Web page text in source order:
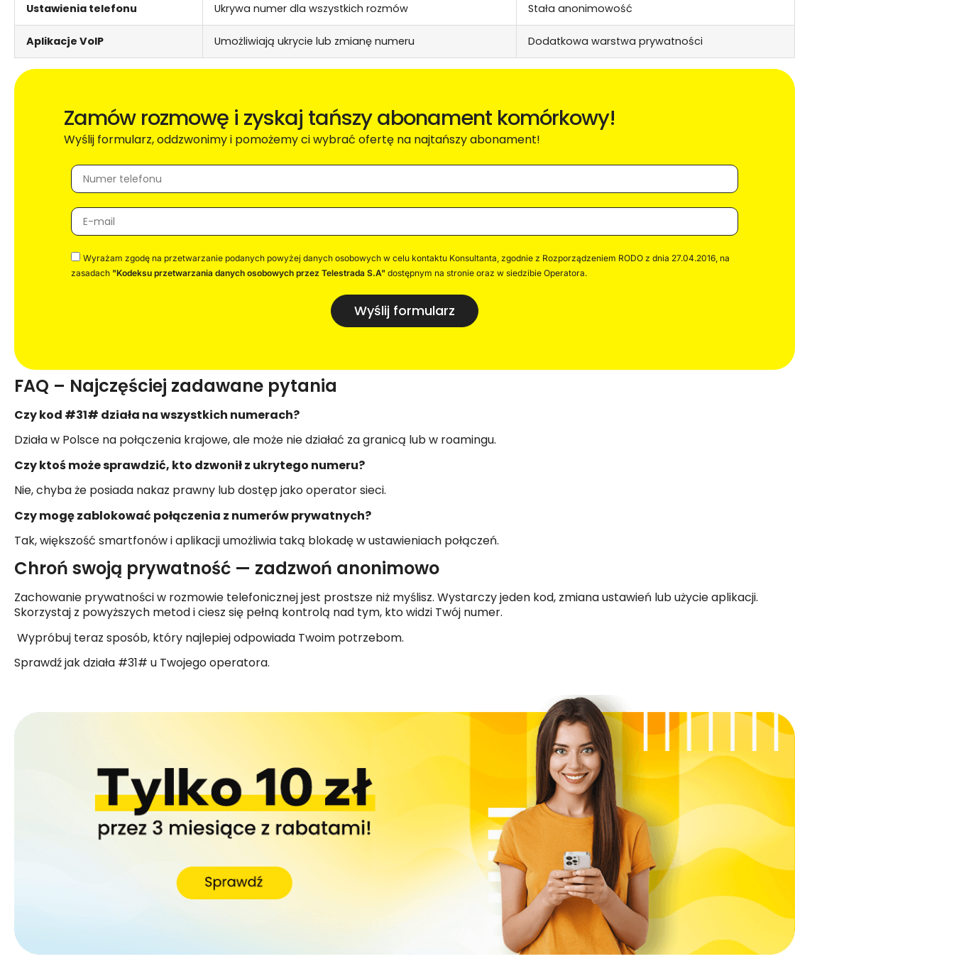
Ustawienia telefonu Ukrywa numer dla wszystkich rozmów Stała anonimowość
Aplikacje VoIP Umożliwiają ukrycie lub zmianę numeru Dodatkowa warstwa prywatności
Zamów rozmowę i zyskaj tańszy abonament komórkowy!
Wyślij formularz, oddzwonimy i pomożemy ci wybrać ofertę na najtańszy abonament!
Wyrażam zgodę na przetwarzanie podanych powyżej danych osobowych w celu kontaktu Konsultanta, zgodnie z Rozporządzeniem RODO z dnia 27.04.2016, na
zasadach "Kodeksu przetwarzania danych osobowych przez Telestrada S.A" dostępnym na stronie oraz w siedzibie Operatora.
Wyślij formularz
FAQ – Najczęściej zadawane pytania
Czy kod #31# działa na wszystkich numerach?
Działa w Polsce na połączenia krajowe, ale może nie działać za granicą lub w roamingu.
Czy ktoś może sprawdzić, kto dzwonił z ukrytego numeru?
Nie, chyba że posiada nakaz prawny lub dostęp jako operator sieci.
Czy mogę zablokować połączenia z numerów prywatnych?
Tak, większość smartfonów i aplikacji umożliwia taką blokadę w ustawieniach połączeń.
Chroń swoją prywatność — zadzwoń anonimowo
Zachowanie prywatności w rozmowie telefonicznej jest prostsze niż myślisz. Wystarczy jeden kod, zmiana ustawień lub użycie aplikacji.
Skorzystaj z powyższych metod i ciesz się pełną kontrolą nad tym, kto widzi Twój numer.
Wypróbuj teraz sposób, który najlepiej odpowiada Twoim potrzebom.
Sprawdź jak działa #31# u Twojego operatora.